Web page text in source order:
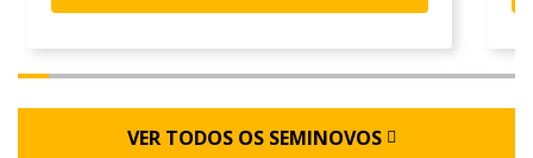
VER TODOS OS SEMINOVOS